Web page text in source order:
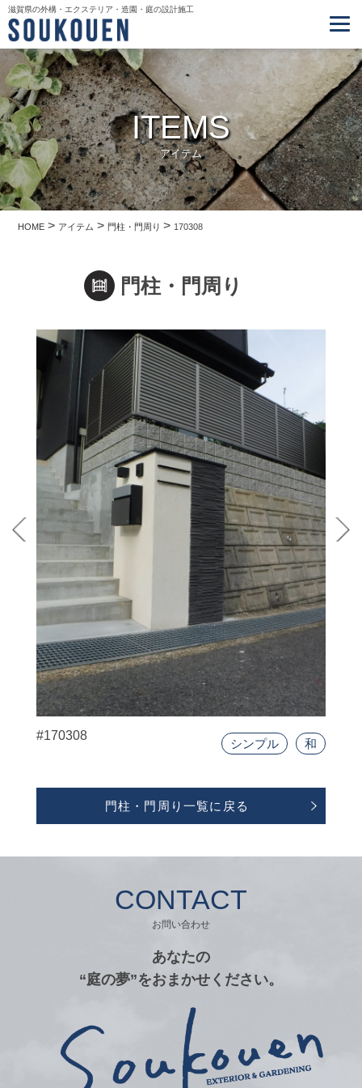
滋賀県の外構・エクステリア・造園・庭の設計施工
ITEMS
アイテム
HOME > アイテム > 門柱・門周り> 170308
門柱・門周り
#170308
シンプル 和
門柱・門周り一覧に戻る
CONTACT
お問い合わせ
あなたの
“庭の夢”をおまかせください。